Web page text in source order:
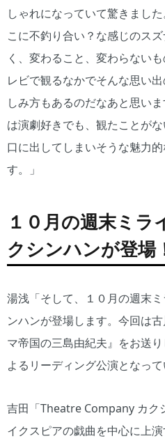
しゃれになっていて驚きまし
こに不釣り合い？な感じのス
く、変わること、変わらない
レビで観るなかでそんな思い
しみ方もあるのだなあと思い
は演劇好きでも、観たことが
口に出してしまいそうな魅力
す。」
１０月の週末ミラ
クシンハンが登場
湯浅「そして、１０月の週末
ンハンが登場します。今回は
マ帝国の三島由紀夫』をお送
よるリーディング公演となって
吉田「Theatre Company カク
イクスピアの戯曲を中心に上